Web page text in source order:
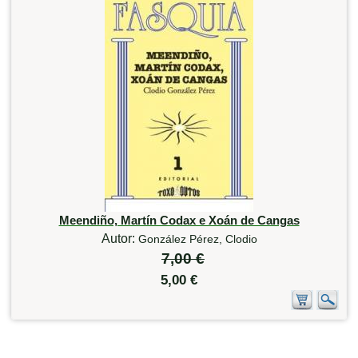
Meendiño, Martín Codax e Xoán de Cangas
Autor: González Pérez, Clodio
7,00 €
5,00 €